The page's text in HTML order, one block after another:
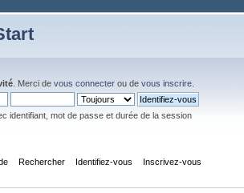
. Merci de vous connecter ou de vous inscrire
identifiant, mot de passe et durée de la session
Rechercher Identifiez-vous Inscrivez-vous